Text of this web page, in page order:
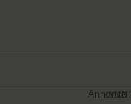
Annonce